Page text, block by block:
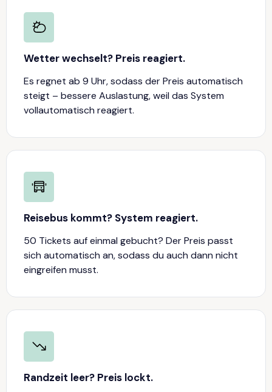
Wetter wechselt? Preis reagiert.
Es regnet ab 9 Uhr, sodass der Preis automatisch
steigt – bessere Auslastung, weil das System
vollautomatisch reagiert.
Reisebus kommt? System reagiert.
50 Tickets auf einmal gebucht? Der Preis passt
sich automatisch an, sodass du auch dann nicht
eingreifen musst.
Randzeit leer? Preis lockt.